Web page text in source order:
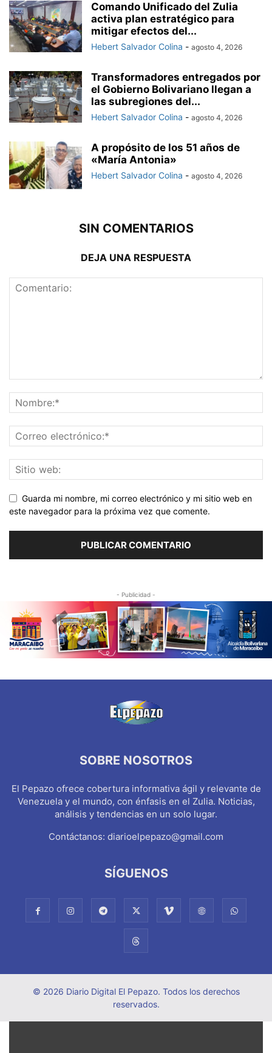
Comando Unificado del Zulia
activa plan estratégico para
mitigar efectos del...
Hebert Salvador Colina - agosto 4, 2026
Transformadores entregados por
el Gobierno Bolivariano llegan a
las subregiones del...
Hebert Salvador Colina - agosto 4, 2026
A propósito de los 51 años de
«María Antonia»
Hebert Salvador Colina - agosto 4, 2026
SIN COMENTARIOS
DEJA UNA RESPUESTA
Guarda mi nombre, mi correo electrónico y mi sitio web en
este navegador para la próxima vez que comente.
- Publicidad -
SOBRE NOSOTROS
El Pepazo ofrece cobertura informativa ágil y relevante de
Venezuela y el mundo, con énfasis en el Zulia. Noticias,
análisis y tendencias en un solo lugar.
Contáctanos: diarioelpepazo@gmail.com
SÍGUENOS
© 2026 Diario Digital El Pepazo. Todos los derechos
reservados.